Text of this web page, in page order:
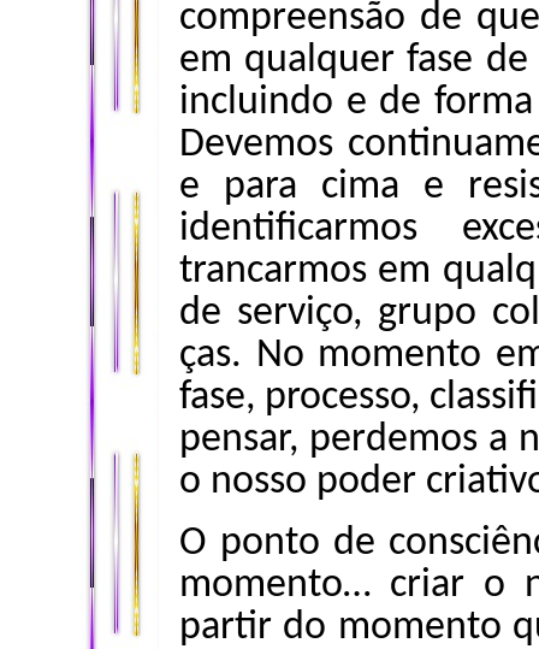
compreensão de
em qualquer fase
incluindo e de forma
Devemos
e para cima e
identificarmos
trancarmos em
de serviço, grupo
ças. No momento
fase, processo,
pensar, perdemos a
o nosso poder
O ponto de
momento… criar o
partir do momento